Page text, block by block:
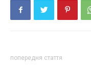
попередня стаття